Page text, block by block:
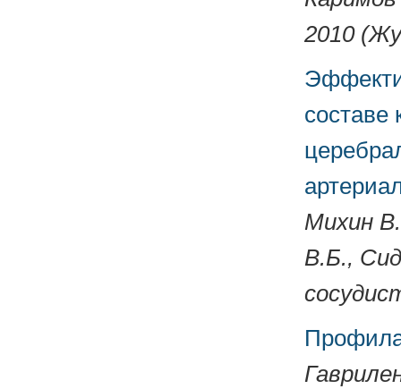
2010
составе
Михин
В.Б.,